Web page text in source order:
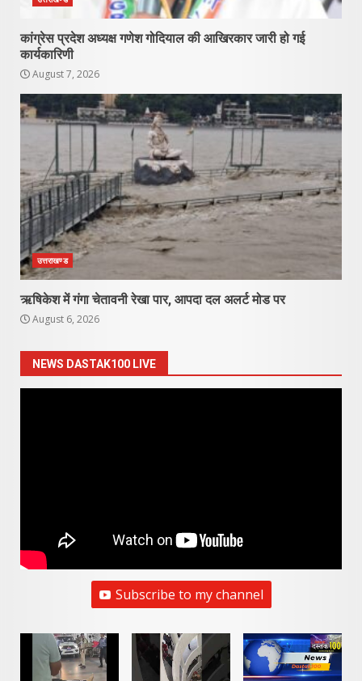
कांग्रेस प्रदेश अध्यक्ष गणेश गोदियाल की आखिरकार जारी हो गई
कार्यकारिणी
August 7, 2026
उत्तराखण्ड
ऋषिकेश में गंगा चेतावनी रेखा पार, आपदा दल अलर्ट मोड पर
August 6, 2026
NEWS DASTAK100 LIVE
Subscribe to my channel